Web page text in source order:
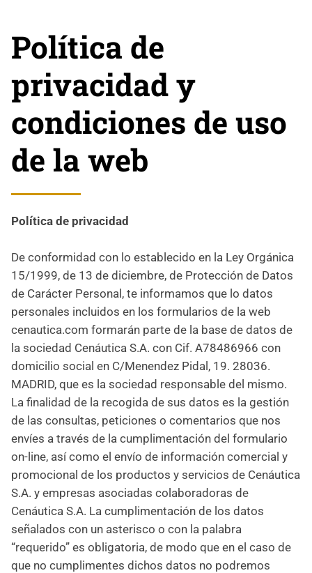
Política de
privacidad y
condiciones de uso
de la web
Política de privacidad
De conformidad con lo establecido en la Ley Orgánica
15/1999, de 13 de diciembre, de Protección de Datos
de Carácter Personal, te informamos que lo datos
personales incluidos en los formularios de la web
cenautica.com formarán parte de la base de datos de
la sociedad Cenáutica S.A. con Cif. A78486966 con
domicilio social en C/Menendez Pidal, 19. 28036.
MADRID, que es la sociedad responsable del mismo.
La finalidad de la recogida de sus datos es la gestión
de las consultas, peticiones o comentarios que nos
envíes a través de la cumplimentación del formulario
on-line, así como el envío de información comercial y
promocional de los productos y servicios de Cenáutica
S.A. y empresas asociadas colaboradoras de
Cenáutica S.A. La cumplimentación de los datos
señalados con un asterisco o con la palabra
“requerido” es obligatoria, de modo que en el caso de
que no cumplimentes dichos datos no podremos